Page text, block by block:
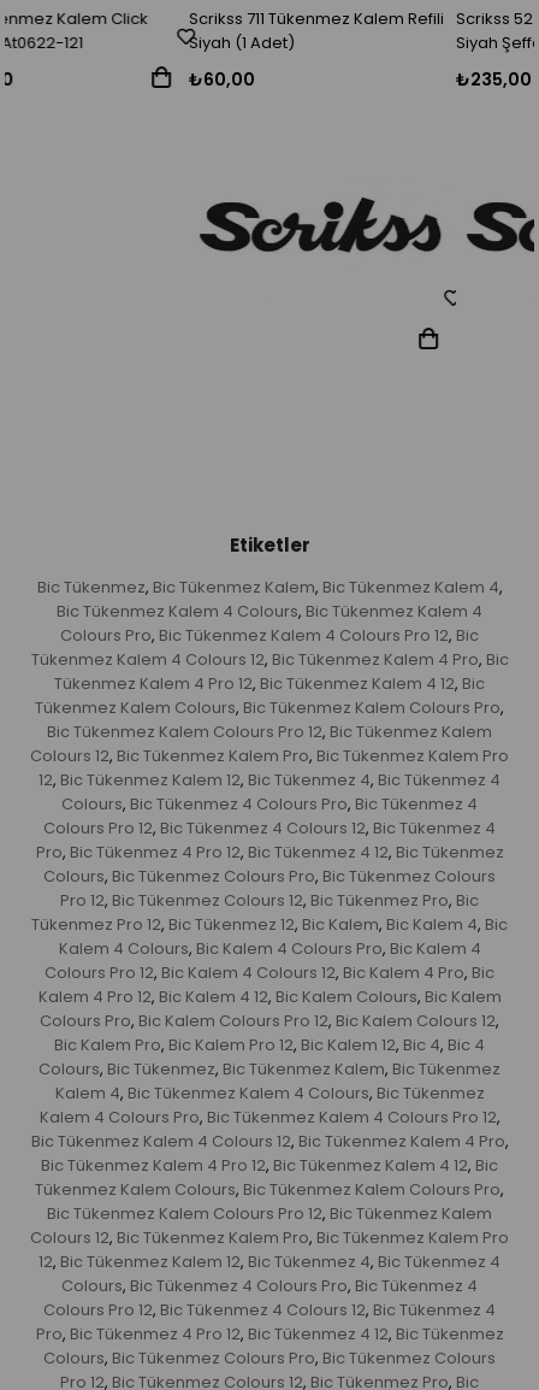
Scrikss 711 Tükenmez Kalem Refili
Siyah (1 Adet)
Scrikss 52 Tükenmez Kalem
Siyah Şeffaf Ambalaj
Etiketler
Bic Tükenmez, Bic Tükenmez Kalem, Bic Tükenmez Kalem 4,
Bic Tükenmez Kalem 4 Colours, Bic Tükenmez Kalem 4
Colours Pro, Bic Tükenmez Kalem 4 Colours Pro 12, Bic
Tükenmez Kalem 4 Colours 12, Bic Tükenmez Kalem 4 Pro, Bic
Tükenmez Kalem 4 Pro 12, Bic Tükenmez Kalem 4 12, Bic
Tükenmez Kalem Colours, Bic Tükenmez Kalem Colours Pro,
Bic Tükenmez Kalem Colours Pro 12, Bic Tükenmez Kalem
Colours 12, Bic Tükenmez Kalem Pro, Bic Tükenmez Kalem Pro
12, Bic Tükenmez Kalem 12, Bic Tükenmez 4, Bic Tükenmez 4
Colours, Bic Tükenmez 4 Colours Pro, Bic Tükenmez 4
Colours Pro 12, Bic Tükenmez 4 Colours 12, Bic Tükenmez 4
Pro, Bic Tükenmez 4 Pro 12, Bic Tükenmez 4 12, Bic Tükenmez
Colours, Bic Tükenmez Colours Pro, Bic Tükenmez Colours
Pro 12, Bic Tükenmez Colours 12, Bic Tükenmez Pro, Bic
Tükenmez Pro 12, Bic Tükenmez 12, Bic Kalem, Bic Kalem 4, Bic
Kalem 4 Colours, Bic Kalem 4 Colours Pro, Bic Kalem 4
Colours Pro 12, Bic Kalem 4 Colours 12, Bic Kalem 4 Pro, Bic
Kalem 4 Pro 12, Bic Kalem 4 12, Bic Kalem Colours, Bic Kalem
Colours Pro, Bic Kalem Colours Pro 12, Bic Kalem Colours 12,
Bic Kalem Pro, Bic Kalem Pro 12, Bic Kalem 12, Bic 4, Bic 4
Colours, Bic Tükenmez, Bic Tükenmez Kalem, Bic Tükenmez
Kalem 4, Bic Tükenmez Kalem 4 Colours, Bic Tükenmez
Kalem 4 Colours Pro, Bic Tükenmez Kalem 4 Colours Pro 12,
Bic Tükenmez Kalem 4 Colours 12, Bic Tükenmez Kalem 4 Pro,
Bic Tükenmez Kalem 4 Pro 12, Bic Tükenmez Kalem 4 12, Bic
Tükenmez Kalem Colours, Bic Tükenmez Kalem Colours Pro,
Bic Tükenmez Kalem Colours Pro 12, Bic Tükenmez Kalem
Colours 12, Bic Tükenmez Kalem Pro, Bic Tükenmez Kalem Pro
12, Bic Tükenmez Kalem 12, Bic Tükenmez 4, Bic Tükenmez 4
Colours, Bic Tükenmez 4 Colours Pro, Bic Tükenmez 4
Colours Pro 12, Bic Tükenmez 4 Colours 12, Bic Tükenmez 4
Pro, Bic Tükenmez 4 Pro 12, Bic Tükenmez 4 12, Bic Tükenmez
Colours, Bic Tükenmez Colours Pro, Bic Tükenmez Colours
Pro 12, Bic Tükenmez Colours 12, Bic Tükenmez Pro, Bic